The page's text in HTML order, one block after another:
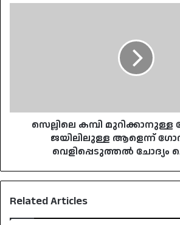
വിജയം
വെളിപ്പെടുത്തൽ
ചോദ്യംസെല്ലിലെ കമ്പി
ജയിലിലുള്ള ആളെന്ന്
വെളിപ്പെടുത്തൽ ചോദ്യം
Related Articles